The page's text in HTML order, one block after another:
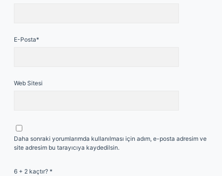
E-Posta*
Web Sitesi
Daha sonraki yorumlarımda kullanılması için adım, e-posta adresim ve
site adresim bu tarayıcıya kaydedilsin.
6 + 2 kaçtır? *